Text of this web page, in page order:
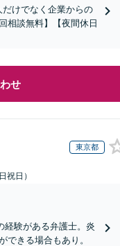
けでなく企業からの
相談無料】【夜間休日
せ
東京都
祝日）
経験がある弁護士。炎
きる場合もあり。